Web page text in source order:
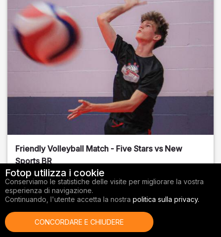
Friendly Volleyball Match - Five Stars vs New
Sports BR
Orange County, FL
01/14/2026
Fotop utilizza i cookie
Conserviamo le statistiche delle visite per migliorare la vostra
esperienza di navigazione.
Continuando, l'utente accetta la nostra politica sulla privacy.
CONCORDARE E CHIUDERE